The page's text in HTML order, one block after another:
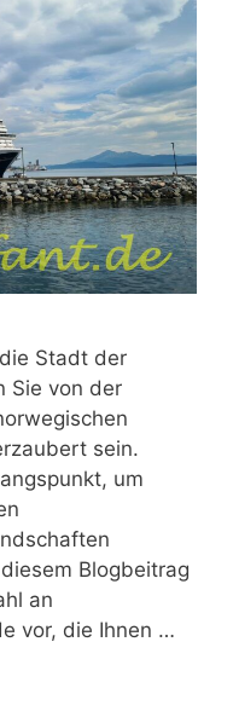
Stadt der
Sie von der
sein.
um
Blogbeitrag
an
vor, die Ihnen …